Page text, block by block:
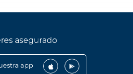
asegurado
app